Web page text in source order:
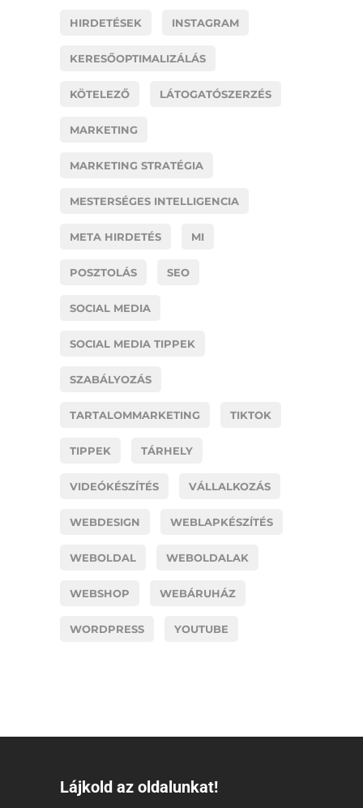
HIRDETÉSEK INSTAGRAM
KERESŐOPTIMALIZÁLÁS
KÖTELEZŐ LÁTOGATÓSZERZÉS
MARKETING
MARKETING STRATÉGIA
MESTERSÉGES INTELLIGENCIA
META HIRDETÉS MI
POSZTOLÁS SEO
SOCIAL MEDIA
SOCIAL MEDIA TIPPEK
SZABÁLYOZÁS
TARTALOMMARKETING TIKTOK
TIPPEK TÁRHELY
VIDEÓKÉSZÍTÉS VÁLLALKOZÁS
WEBDESIGN WEBLAPKÉSZÍTÉS
WEBOLDAL WEBOLDALAK
WEBSHOP WEBÁRUHÁZ
WORDPRESS YOUTUBE
Lájkold az oldalunkat!